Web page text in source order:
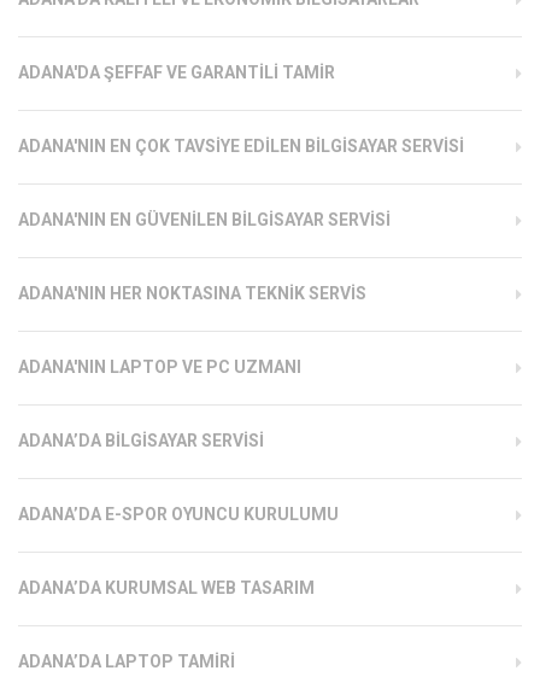
ADANA'DA ŞEFFAF VE GARANTILI TAMIR
ADANA'NIN EN ÇOK TAVSIYE EDILEN BILGISAYAR SERVISI
ADANA'NIN EN GÜVENILEN BILGISAYAR SERVISI
ADANA'NIN HER NOKTASINA TEKNIK SERVIS
ADANA'NIN LAPTOP VE PC UZMANI
ADANA’DA BILGISAYAR SERVISI
ADANA’DA E-SPOR OYUNCU KURULUMU
ADANA’DA KURUMSAL WEB TASARIM
ADANA’DA LAPTOP TAMIRI